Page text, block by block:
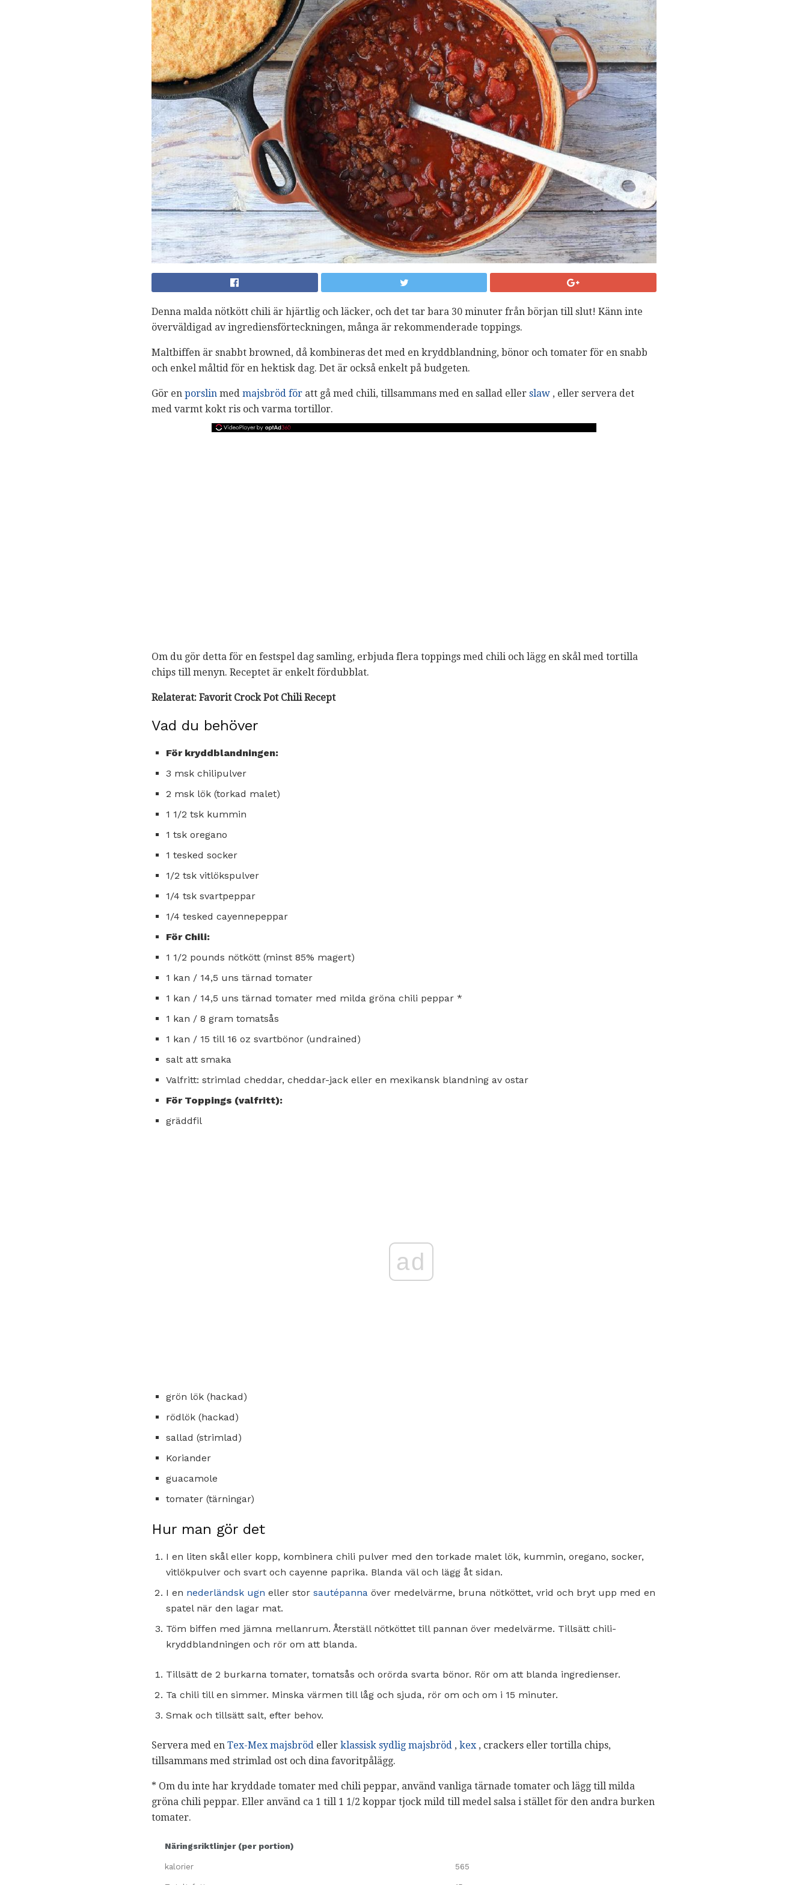
Denna malda nötkött chili är hjärtlig och läcker, och det tar bara 30 minuter från början till slut! Känn inte
överväldigad av ingrediensförteckningen, många är rekommenderade toppings.
Maltbiffen är snabbt browned, då kombineras det med en kryddblandning, bönor och tomater för en snabb
och enkel måltid för en hektisk dag. Det är också enkelt på budgeten.
Gör en porslin med majsbröd för att gå med chili, tillsammans med en sallad eller slaw , eller servera det
med varmt kokt ris och varma tortillor.
Om du gör detta för en festspel dag samling, erbjuda flera toppings med chili och lägg en skål med tortilla
chips till menyn. Receptet är enkelt fördubblat.
Relaterat: Favorit Crock Pot Chili Recept
Vad du behöver
För kryddblandningen:
3 msk chilipulver
2 msk lök (torkad malet)
1 1/2 tsk kummin
1 tsk oregano
1 tesked socker
1/2 tsk vitlökspulver
1/4 tsk svartpeppar
1/4 tesked cayennepeppar
För Chili:
1 1/2 pounds nötkött (minst 85% magert)
1 kan / 14,5 uns tärnad tomater
1 kan / 14,5 uns tärnad tomater med milda gröna chili peppar *
1 kan / 8 gram tomatsås
1 kan / 15 till 16 oz svartbönor (undrained)
salt att smaka
Valfritt: strimlad cheddar, cheddar-jack eller en mexikansk blandning av ostar
För Toppings (valfritt):
gräddfil
ad
grön lök (hackad)
rödlök (hackad)
sallad (strimlad)
Koriander
guacamole
tomater (tärningar)
Hur man gör det
I en liten skål eller kopp, kombinera chili pulver med den torkade malet lök, kummin, oregano, socker,
vitlökpulver och svart och cayenne paprika. Blanda väl och lägg åt sidan.
I en nederländsk ugn eller stor sautépanna över medelvärme, bruna nötköttet, vrid och bryt upp med en
spatel när den lagar mat.
Töm biffen med jämna mellanrum. Återställ nötköttet till pannan över medelvärme. Tillsätt chili-
kryddblandningen och rör om att blanda.
Tillsätt de 2 burkarna tomater, tomatsås och orörda svarta bönor. Rör om att blanda ingredienser.
Ta chili till en simmer. Minska värmen till låg och sjuda, rör om och om i 15 minuter.
Smak och tillsätt salt, efter behov.
Servera med en Tex-Mex majsbröd eller klassisk sydlig majsbröd , kex, crackers eller tortilla chips,
tillsammans med strimlad ost och dina favoritpålägg.
* Om du inte har kryddade tomater med chili peppar, använd vanliga tärnade tomater och lägg till milda
gröna chili peppar. Eller använd ca 1 till 1 1/2 koppar tjock mild till medel salsa i stället för den andra burken
tomater.
Näringsriktlinjer (per portion)
kalorier 565